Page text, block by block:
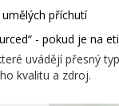
příchutí
- pokud je na
uvádějí přesný
kvalitu a zdroj.